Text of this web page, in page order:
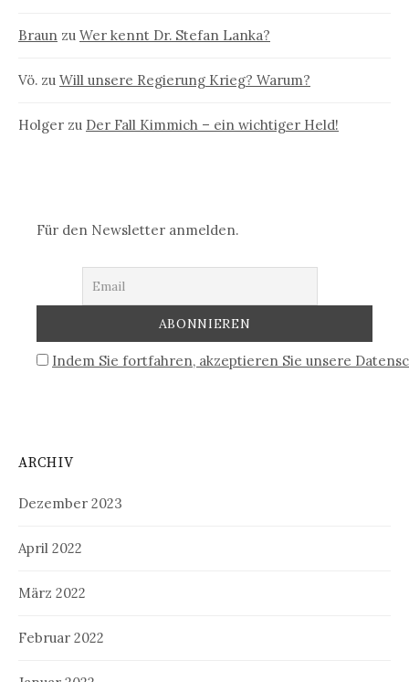
Braun zu Wer kennt Dr. Stefan Lanka?
Vö. zu Will unsere Regierung Krieg? Warum?
Holger zu Der Fall Kimmich – ein wichtiger Held!
Für den Newsletter anmelden.
Indem Sie fortfahren, akzeptieren Sie unsere
ARCHIV
Dezember 2023
April 2022
März 2022
Februar 2022